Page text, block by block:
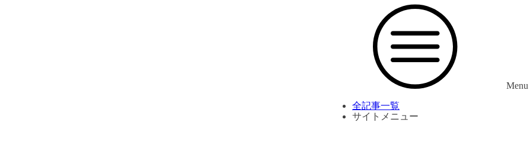
Menu
全記事一覧
サイトメニュー